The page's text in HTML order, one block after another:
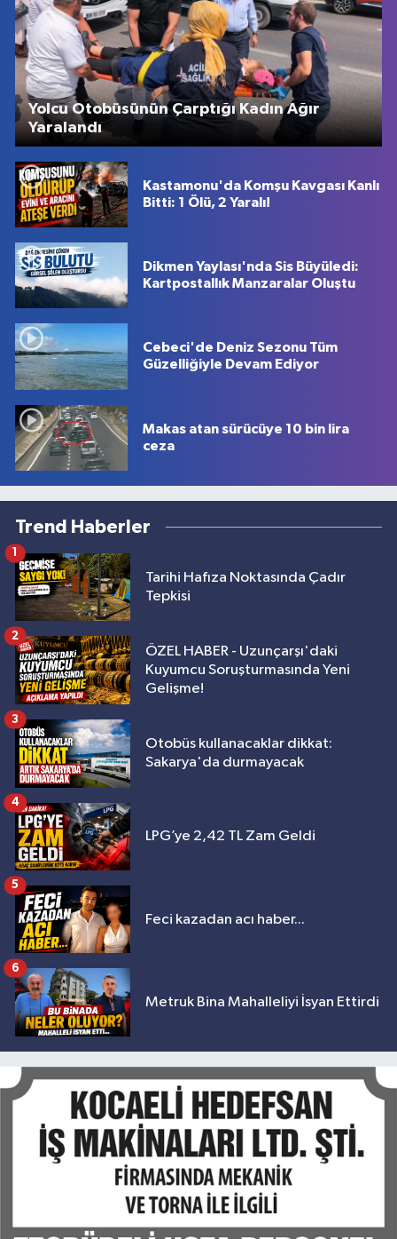
Yolcu Otobüsünün Çarptığı Kadın Ağır
Yaralandı
Kastamonu'da Komşu Kavgası Kanlı
Bitti: 1 Ölü, 2 Yaralı!
Dikmen Yaylası'nda Sis Büyüledi:
Kartpostallık Manzaralar Oluştu
Cebeci'de Deniz Sezonu Tüm
Güzelliğiyle Devam Ediyor
Makas atan sürücüye 10 bin lira
ceza
Trend Haberler
Tarihi Hafıza Noktasında Çadır
Tepkisi
1
ÖZEL HABER - Uzunçarşı'daki
Kuyumcu Soruşturmasında Yeni
Gelişme!
2
Otobüs kullanacaklar dikkat:
Sakarya'da durmayacak
3
LPG’ye 2,42 TL Zam Geldi
4
Feci kazadan acı haber...
5
Metruk Bina Mahalleliyi İsyan Ettirdi
6